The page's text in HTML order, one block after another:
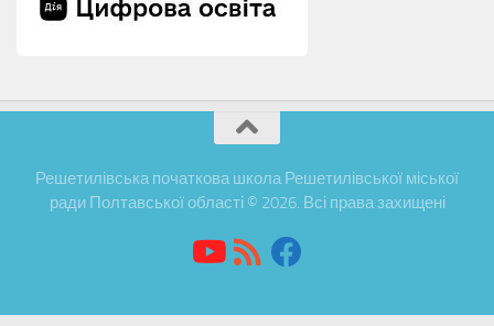
Решетилівська початкова школа Решетилівської міської
ради Полтавської області © 2026. Всі права захищені